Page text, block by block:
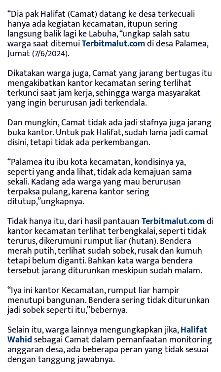
“Dia pak Halifat (Camat) datang ke desa terkecuali
hanya ada kegiatan kecamatan, itupun sering
langsung balik lagi ke Labuha, “ungkap salah satu
warga saat ditemuiTerbitmalut.comdi desa Palamea,
Jumat (7/6/2024).
Dikatakan warga juga, Camat yang jarang bertugas itu
mengakibatkan kantor kecamatan sering terlihat
terkunci saat jam kerja, sehingga warga masyarakat
yang ingin berurusan jadi terkendala.
Dan mungkin, Camat tidak ada jadi stafnya juga jarang
buka kantor. Untuk pak Halifat, sudah lama jadi camat
disini, tetapi tidak ada perkembangan.
“Palamea itu ibu kota kecamatan, kondisinya ya,
seperti yang anda lihat, tidak ada kemajuan sama
sekali. Kadang ada warga yang mau berurusan
terpaksa pulang, karena kantor sering
ditutup,”ungkapnya.
Tidak hanya itu, dari hasil pantauanTerbitmalut.comdi
kantor kecamatan terlihat terbengkalai, seperti tidak
terurus, dikerumuni rumput liar (hutan). Bendera
merah putih, terlihat sudah sobek, rusak dan kumuh
tetapi belum diganti. Bahkan kata warga bendera
tersebut jarang diturunkan meskipun sudah malam.
“Iya ini kantor Kecamatan, rumput liar hampir
menutupi bangunan. Bendera sering tidak diturunkan
jadi sobek seperti itu,”bebernya.
Selain itu, warga lainnya mengungkapkan jika,Halifat
Wahidsebagai Camat dalam pemanfaatan monitoring
anggaran desa, ada beberapa peran yang tidak sesuai
dengan tanggung jawabnya.